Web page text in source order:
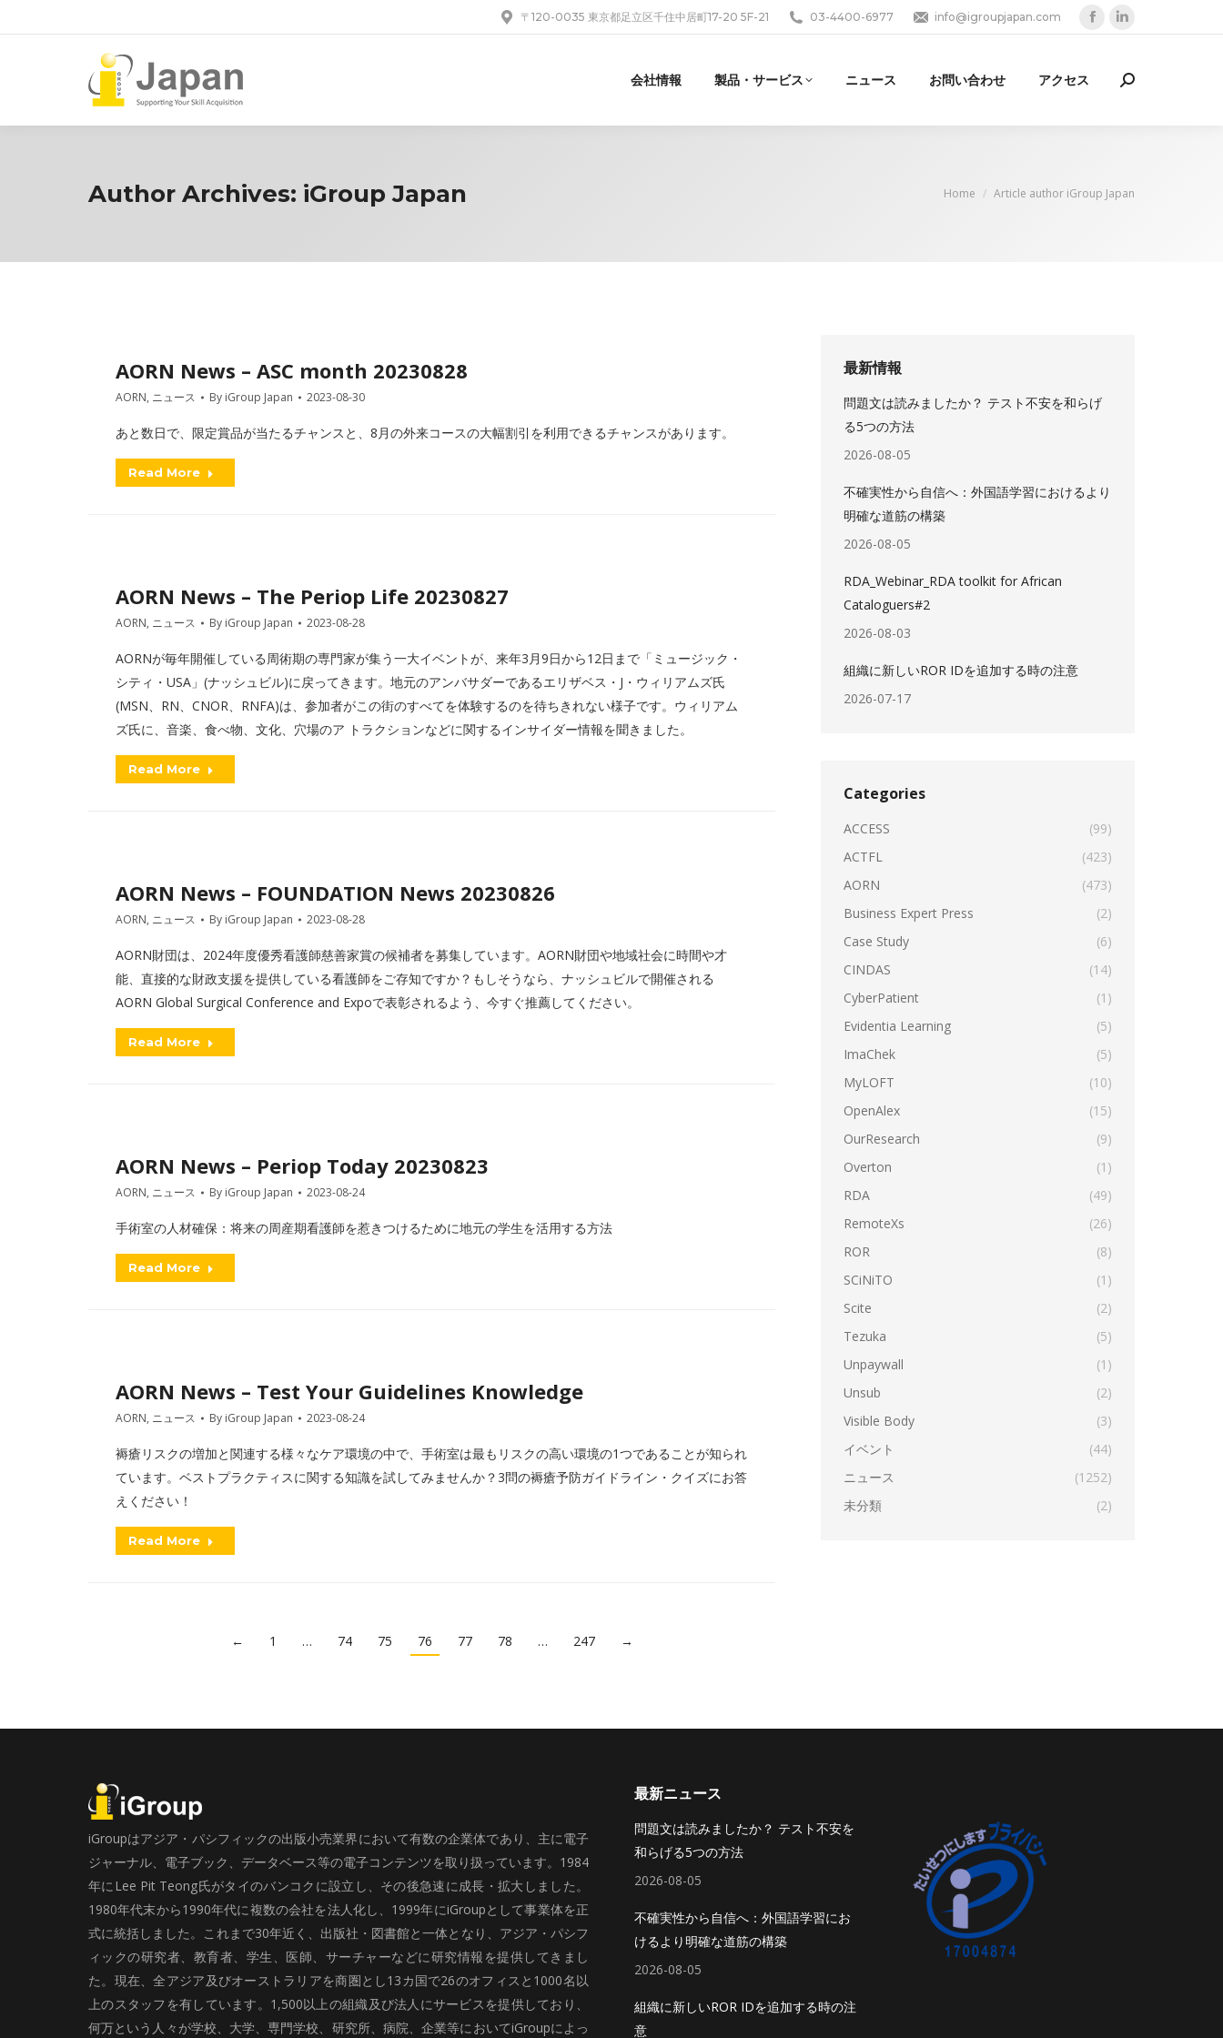
〒120-0035 東京都足立区千住中居町17-20 5F-21 03-4400-6977 info@igroupjapan.com
opensopens
会社情報 製品・サービス ニュース お問い合わせ アクセス Search:
Author Archives: iGroup Japan You are here:
Home Article author iGroup Japan
AORN News – ASC month 20230828
AORN, ニュース By iGroup Japan 2023-08-30
あと数日で、限定賞品が当たるチャンスと、8月の外来コースの大幅割引を利用できるチャンスがあります。
Read More
AORN News – The Periop Life 20230827
AORN, ニュース By iGroup Japan 2023-08-28
AORNが毎年開催している周術期の専門家が集う一大イベントが、来年3月9日から12日まで「ミュージック・
シティ・USA」(ナッシュビル)に戻ってきます。地元のアンバサダーであるエリザベス・J・ウィリアムズ氏
(MSN、RN、CNOR、RNFA)は、参加者がこの街のすべてを体験するのを待ちきれない様子です。ウィリアム
ズ氏に、音楽、食べ物、文化、穴場のア トラクションなどに関するインサイダー情報を聞きました。
Read More
AORN News – FOUNDATION News 20230826
AORN, ニュース By iGroup Japan 2023-08-28
AORN財団は、2024年度優秀看護師慈善家賞の候補者を募集しています。AORN財団や地域社会に時間や才
能、直接的な財政支援を提供している看護師をご存知ですか？もしそうなら、ナッシュビルで開催される
AORN Global Surgical Conference and Expoで表彰されるよう、今すぐ推薦してください。
Read More
AORN News – Periop Today 20230823
AORN, ニュース By iGroup Japan 2023-08-24
手術室の人材確保：将来の周産期看護師を惹きつけるために地元の学生を活用する方法
Read More
AORN News – Test Your Guidelines Knowledge
AORN, ニュース By iGroup Japan 2023-08-24
褥瘡リスクの増加と関連する様々なケア環境の中で、手術室は最もリスクの高い環境の1つであることが知られ
ています。ベストプラクティスに関する知識を試してみませんか？3問の褥瘡予防ガイドライン・クイズにお答
えください！
Read More
← 1 … 74 75 76 77 78 … 247 →
最新情報
問題文は読みましたか？ テスト不安を和らげ
る5つの方法
2026-08-05
不確実性から自信へ：外国語学習におけるより
明確な道筋の構築
2026-08-05
RDA_Webinar_RDA toolkit for African
Cataloguers#2
2026-08-03
組織に新しいROR IDを追加する時の注意
2026-07-17
Categories
ACCESS
(99)
ACTFL
(423)
AORN
(473)
Business Expert Press
(2)
Case Study
(6)
CINDAS
(14)
CyberPatient
(1)
Evidentia Learning
(5)
ImaChek
(5)
MyLOFT
(10)
OpenAlex
(15)
OurResearch
(9)
Overton
(1)
RDA
(49)
RemoteXs
(26)
ROR
(8)
SCiNiTO
(1)
Scite
(2)
Tezuka
(5)
Unpaywall
(1)
Unsub
(2)
Visible Body
(3)
イベント
(44)
ニュース
(1252)
未分類
(2)
iGroupはアジア・パシフィックの出版小売業界において有数の企業体であり、主に電子
ジャーナル、電子ブック、データベース等の電子コンテンツを取り扱っています。1984
年にLee Pit Teong氏がタイのバンコクに設立し、その後急速に成長・拡大しました。
1980年代末から1990年代に複数の会社を法人化し、1999年にiGroupとして事業体を正
式に統括しました。これまで30年近く、出版社・図書館と一体となり、アジア・パシフ
ィックの研究者、教育者、学生、医師、サーチャーなどに研究情報を提供してきまし
た。現在、全アジア及びオーストラリアを商圏とし13カ国で26のオフィスと1000名以
上のスタッフを有しています。1,500以上の組織及び法人にサービスを提供しており、
何万という人々が学校、大学、専門学校、研究所、病院、企業等においてiGroupによっ
最新ニュース
問題文は読みましたか？ テスト不安を
和らげる5つの方法
2026-08-05
不確実性から自信へ：外国語学習にお
けるより明確な道筋の構築
2026-08-05
組織に新しいROR IDを追加する時の注
意